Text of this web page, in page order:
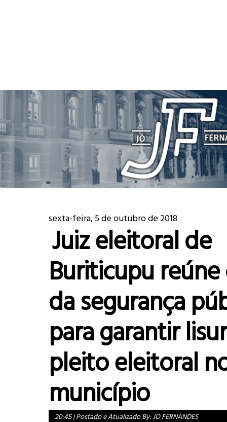
sexta-feira, 5 de outubro de 2018
Juiz eleitoral de
Buriticupu
da segurança
para garantir
pleito eleitoral
município
20:45|Postado e Atualizado By:JO FERNANDES